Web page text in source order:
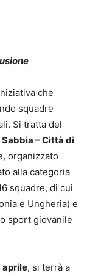
che
squadre
Si tratta del
– Città di
organizzato
alla categoria
squadre, di cui
e Ungheria) e
sport giovanile
aprile, si terrà a